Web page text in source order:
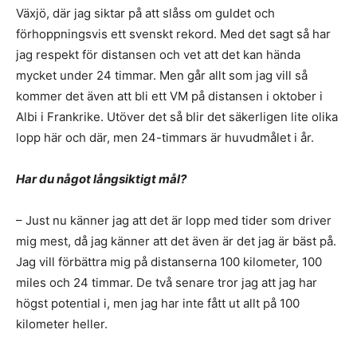
Växjö, där jag siktar på att slåss om guldet och
förhoppningsvis ett svenskt rekord. Med det sagt så har
jag respekt för distansen och vet att det kan hända
mycket under 24 timmar. Men går allt som jag vill så
kommer det även att bli ett VM på distansen i oktober i
Albi i Frankrike. Utöver det så blir det säkerligen lite olika
lopp här och där, men 24-timmars är huvudmålet i år.
Har du något långsiktigt mål?
– Just nu känner jag att det är lopp med tider som driver
mig mest, då jag känner att det även är det jag är bäst på.
Jag vill förbättra mig på distanserna 100 kilometer, 100
miles och 24 timmar. De två senare tror jag att jag har
högst potential i, men jag har inte fått ut allt på 100
kilometer heller.